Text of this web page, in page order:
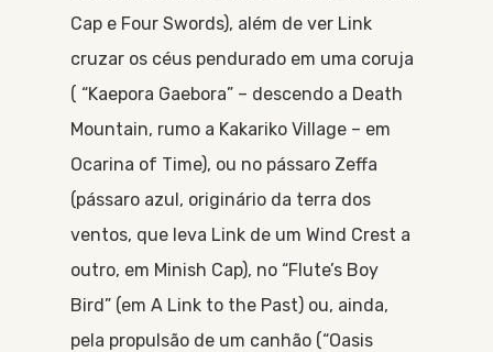
Cap e Four Swords), além de ver Link
cruzar os céus pendurado em uma coruja
( “Kaepora Gaebora” – descendo a Death
Mountain, rumo a Kakariko Village – em
Ocarina of Time), ou no pássaro Zeffa
(pássaro azul, originário da terra dos
ventos, que leva Link de um Wind Crest a
outro, em Minish Cap), no “Flute’s Boy
Bird” (em A Link to the Past) ou, ainda,
pela propulsão de um canhão (“Oasis